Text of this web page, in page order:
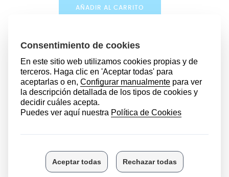
AÑADIR AL CARRITO
Modelos compatibles
iRobot Roomba 990:
980
966
960